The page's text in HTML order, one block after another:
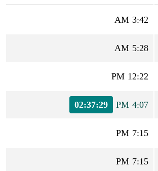
3:42 AM
5:28 AM
12:22 PM
4:07 PM
02:37:29
7:15 PM
7:15 PM